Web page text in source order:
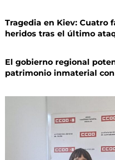
Tragedia en Kiev: Cuatro
heridos tras el último
El gobierno regional
patrimonio inmaterial